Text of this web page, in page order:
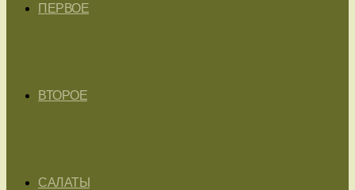
ПЕРВОЕ
ВТОРОЕ
САЛАТЫ